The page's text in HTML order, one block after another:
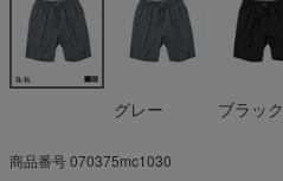
グレー ブラック
商品番号070375mc1030